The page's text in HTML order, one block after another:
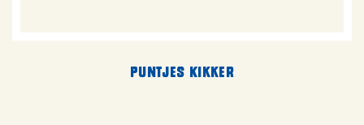
Puntjes Kikker